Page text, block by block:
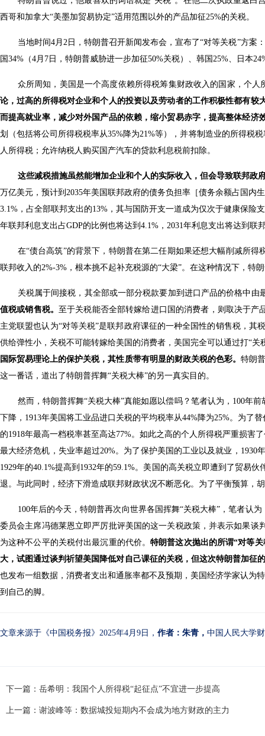
西哥和加拿大“美墨加贸易协定”适用范围以外的产品加征25%的关税。
当地时间4月2日，特朗普召开新闻发布会，宣布了“对等关税”方案：
国34%（4月7日，特朗普威胁进一步加征50%关税）、韩国25%、日本
众所周知，美国是一个高度依赖所得税筹集财政收入的国家，个
论，过高的所得税对企业和个人的投资以及劳动者的工作积极性都有
而提高就业率，减少对外国产品的依赖，缩小贸易赤字，提高整体经
划（包括将公司所得税税率从35%降为21%等），并将制造业的所得税
人所得税；允许纳税人购买国产汽车的贷款利息税前扣除。
这些减税措施虽然能增加企业和个人的实际收入，但会导致联邦政
万亿美元，预计到2035年美国联邦政府的债务负担率［债务余额占国内
3.1%，占全部联邦支出的13%，其与国防开支一道成为仅次于健康保险
年联邦利息支出占GDP的比例也将达到4.1%，2031年利息支出将达到联
在“债台高筑”的背景下，特朗普在第二任期如果还想大幅削减所
联邦收入的2%-3%，根本挑不起补充税源的“大梁”。在这种情况下，特
关税属于间接税，其全部或一部分税款要加到进口产品的价格中
值税或销售税。 至于关税能否全部转嫁给进口国的消费者，则取决于
主党联盟也认为“对等关税”是联邦政府课征的一种全国性的销售税，
供给弹性小，关税不可能转嫁给美国的消费者，美国完全可以通过打“
国际贸易理论上的保护关税，其性质带有明显的财政关税的色彩。特朗
这一番话，道出了特朗普挥舞“关税大棒”的另一真实目的。
然而，特朗普挥舞“关税大棒”真能如愿以偿吗？笔者认为，100年
下降，1913年美国将工业品进口关税的平均税率从44%降为25%。为了
的1918年最高一档税率甚至高达77%。如此之高的个人所得税严重损害
最大经济危机，失业率超过20%。为了保护美国的工业以及就业，
1929年的40.1%提高到1932年的59.1%。美国的高关税立即遭到了贸易
退。与此同时，经济下滑造成联邦财政状况不断恶化。为了平衡预算，
100年后的今天，特朗普再次向世界各国挥舞“关税大棒”，笔者认
委员会主席冯德莱恩立即严厉批评美国的这一关税政策，并表示如果
为这种不公平的关税付出最沉重的代价。特朗普这次抛出的所谓“对等
大，试图通过谈判祈望美国降低对自己课征的关税，但这次特朗普加征
也发布一组数据，消费者支出和通胀率都不及预期，美国经济学家认为
到自己的脚。
文章来源于《中国税务报》2025年4月9日， 作者：朱青， 中国人民大学
下一篇：岳希明：我国个人所得税“起征点”不宜进一步提高
上一篇：谢波峰等：数据城投短期内不会成为地方财政的主力